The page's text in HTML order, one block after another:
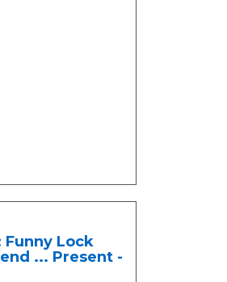
Lock
... Present -